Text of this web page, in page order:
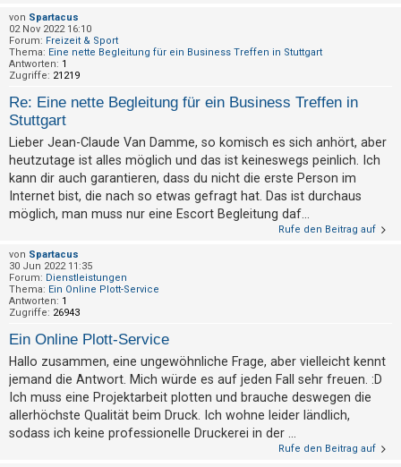
T
h
e
m
e
n
S
u
c
e
F
A
Q
von Spartacus
02 Nov 2022 16:10
Forum: Freizeit & Sport
Thema: Eine nette Begleitung für ein Business Treffen in Stuttgart
Antworten: 1
Zugriffe: 21219
Re: Eine nette Begleitung für ein Business Treffen in
Stuttgart
Lieber Jean-Claude Van Damme, so komisch es sich anhört, aber
heutzutage ist alles möglich und das ist keineswegs peinlich. Ich
kann dir auch garantieren, dass du nicht die erste Person im
Internet bist, die nach so etwas gefragt hat. Das ist durchaus
möglich, man muss nur eine Escort Begleitung daf...
Rufe den Beitrag auf
von Spartacus
30 Jun 2022 11:35
Forum: Dienstleistungen
Thema: Ein Online Plott-Service
Antworten: 1
Zugriffe: 26943
Ein Online Plott-Service
Hallo zusammen, eine ungewöhnliche Frage, aber vielleicht kennt
jemand die Antwort. Mich würde es auf jeden Fall sehr freuen. :D
Ich muss eine Projektarbeit plotten und brauche deswegen die
allerhöchste Qualität beim Druck. Ich wohne leider ländlich,
sodass ich keine professionelle Druckerei in der ...
Rufe den Beitrag auf